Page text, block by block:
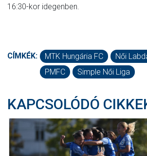
16:30-kor idegenben.
CÍMKÉK: MTK Hungária FC
Női
PMFC
Simple Női Liga
KAPCSOLÓDÓ